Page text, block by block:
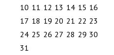
10 11 12 13 14 15 16
17 18 19 20 21 22 23
24 25 26 27 28 29 30
31